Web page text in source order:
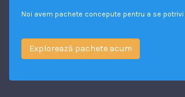
Noi avem pachete concepute pentru a se
Explorează pachete acum